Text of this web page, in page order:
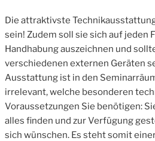
Die attraktivste
sein! Zudem soll sie sich auf jeden
Handhabung auszeichnen und
verschiedenen externen Geräten
Ausstattung ist in den
irrelevant, welche besonderen
Voraussetzungen Sie benötigen:
alles finden und zur Verfügung
sich wünschen. Es steht somit